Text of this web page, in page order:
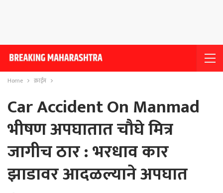
Home क्राईम
Car Accident On Manmad
भीषण अपघातात चौघे मित्र
जागीच ठार : भरधाव कार
झाडावर आदळल्याने अपघात